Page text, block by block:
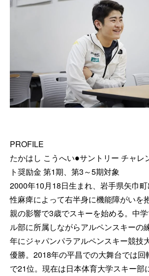
PROFILE
たかはし こうへい●サントリー チャレ
ト奨励金 第1期、第3～5期対象
2000年10月18日生まれ、岩手県矢巾
性麻痺によって右半身に機能障がいを
親の影響で3歳でスキーを始める。中
ル部に所属しながらアルペンスキーの
年にジャパンパラアルペンスキー競技
優勝。2018年の平昌での大舞台では回
で21位。現在は日本体育大学スキー部